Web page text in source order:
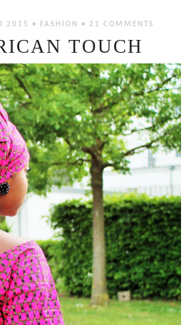
2015 • FASHION • 21 COMMENTS
TOUCH